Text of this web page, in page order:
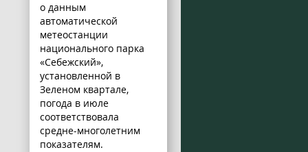
о данным
автоматической
метеостанции
национального парка
«Себежский»,
установленной в
Зеленом квартале,
погода в июле
соответствовала
средне-многолетним
показателям.